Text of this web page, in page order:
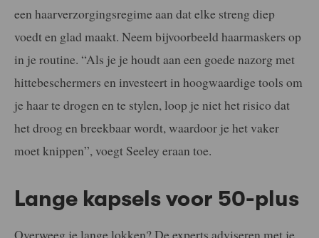
een haarverzorgingsregime aan dat elke streng diep
voedt en glad maakt. Neem bijvoorbeeld haarmaskers op
in je routine. “Als je je houdt aan een goede nazorg met
hittebeschermers en investeert in hoogwaardige tools om
je haar te drogen en te stylen, loop je niet het risico dat
het droog en breekbaar wordt, waardoor je het vaker
moet knippen”, voegt Seeley eraan toe.
Lange kapsels voor 50-plus